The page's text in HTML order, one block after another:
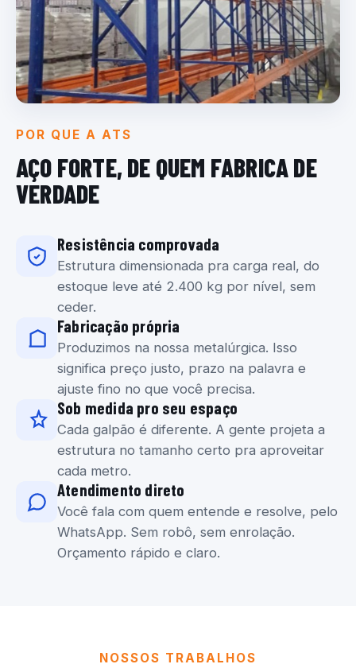
POR QUE A ATS
AÇO FORTE, DE QUEM FABRICA DE
VERDADE
Resistência comprovada
Estrutura dimensionada pra carga real, do
estoque leve até 2.400 kg por nível, sem
ceder.
Fabricação própria
Produzimos na nossa metalúrgica. Isso
significa preço justo, prazo na palavra e
ajuste fino no que você precisa.
Sob medida pro seu espaço
Cada galpão é diferente. A gente projeta a
estrutura no tamanho certo pra aproveitar
cada metro.
Atendimento direto
Você fala com quem entende e resolve, pelo
WhatsApp. Sem robô, sem enrolação.
Orçamento rápido e claro.
NOSSOS TRABALHOS